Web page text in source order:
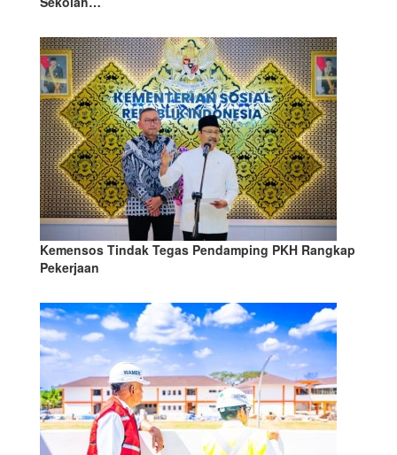
Kemensos Tindak Tegas Pendamping PKH Rangkap
Pekerjaan